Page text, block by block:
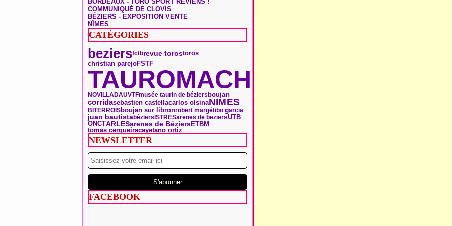
COMMUNIQUÉ DE CLOVIS
BÉZIERS - EXPOSITION VENTE
NÎMES
CATÉGORIES
beziersfctbrevue torostoros
christian parejoFSTF
TAUROMACHIE
NOVILLADAUVTFmusée taurin de béziers boujan
corridasebastien castellacarlos olsinaNIMES
BITERROISboujan sur libronrobert margétibo garcia
juan bautistabéziersISTRESarenes de beziersUTB
ONCTARLESarenes de BéziersETBM
tomas cerqueiracayetano ortiz
NEWSLETTER
FACEBOOK